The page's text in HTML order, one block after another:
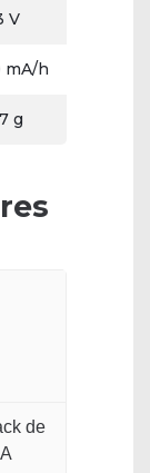
V
mA/h
g
de